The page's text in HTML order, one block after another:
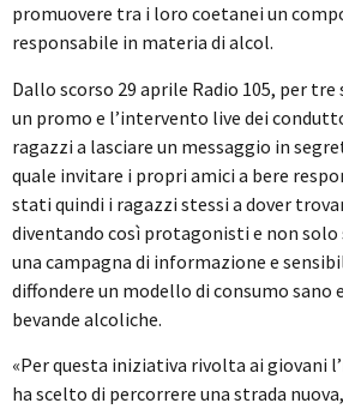
promuovere tra i loro coetanei un
responsabile in materia di alcol.
Dallo scorso 29 aprile Radio 105, per
un promo e l’intervento live dei
ragazzi a lasciare un messaggio in
quale invitare i propri amici a bere
stati quindi i ragazzi stessi a dover
diventando così protagonisti e non
una campagna di informazione e
diffondere un modello di consumo sano
bevande alcoliche.
«Per questa iniziativa rivolta ai giovani
ha scelto di percorrere una strada